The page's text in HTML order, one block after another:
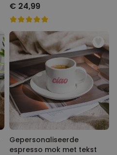
€ 24,99
Gepersonaliseerde
espresso mok met tekst